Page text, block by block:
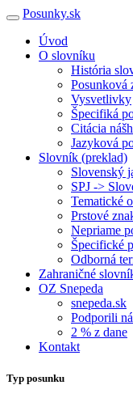
Posunky.sk
Úvod
O slovníku
História
Posunková
Vysvetlivky
Špecifiká
Citácia
Jazyková
Slovník (preklad)
Slovenský
SPJ ->
Tematické
Prstové
Nepriame
Špecifické
Odborná
Zahraničné
OZ Snepeda
snepeda.sk
Podporili
2 % z dane
Kontakt
Typ posunku